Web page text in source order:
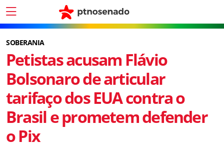
SOBERANIA
Petistas acusam Flávio
Bolsonaro de articular
tarifaço dos EUA contra o
Brasil e prometem defender
o Pix